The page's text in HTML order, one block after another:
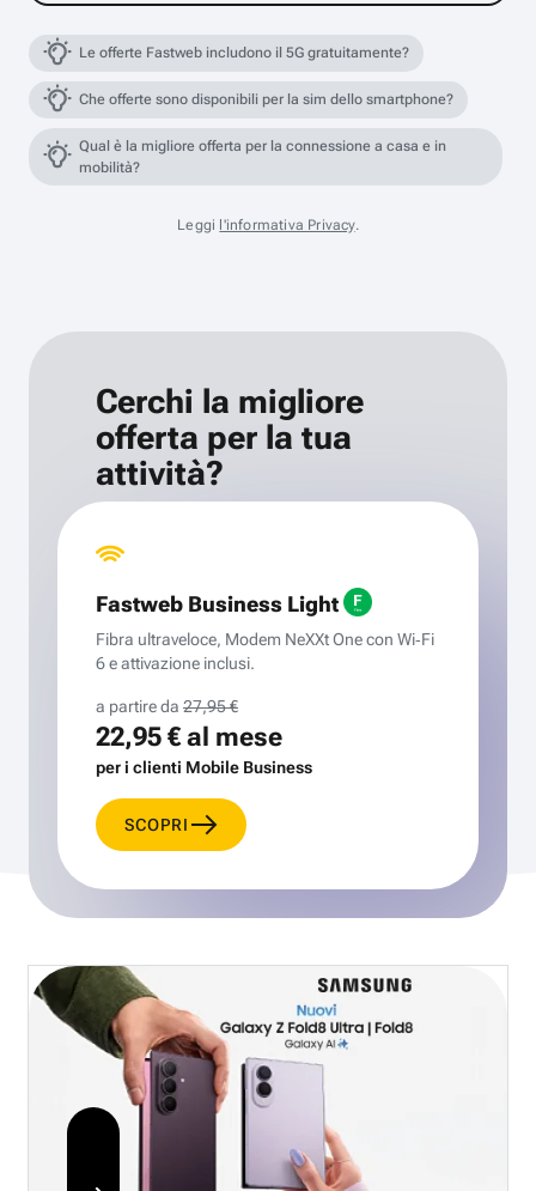
Le offerte Fastweb includono il 5G gratuitamente?
Che offerte sono disponibili per la sim dello smartphone?
Qual è la migliore offerta per la connessione a casa e in
mobilità?
Leggi l'informativa Privacy.
Cerchi la migliore
offerta per la tua
attività?
Fastweb Business Light
Fibra ultraveloce, Modem NeXXt One con Wi‑Fi
6 e attivazione inclusi.
a partire da 27,95 €
22,95 €al mese
per i clienti Mobile Business
SCOPRI